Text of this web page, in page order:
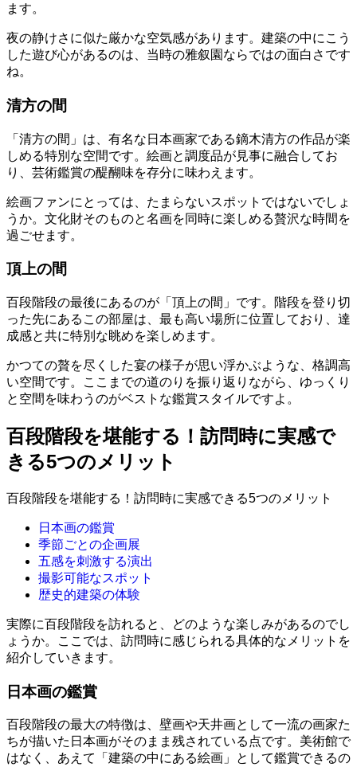
ます。
夜の静けさに似た厳かな空気感があります。建築の中にこう
した遊び心があるのは、当時の雅叙園ならではの面白さです
ね。
清方の間
「清方の間」は、有名な日本画家である鏑木清方の作品が楽
しめる特別な空間です。絵画と調度品が見事に融合してお
り、芸術鑑賞の醍醐味を存分に味わえます。
絵画ファンにとっては、たまらないスポットではないでしょ
うか。文化財そのものと名画を同時に楽しめる贅沢な時間を
過ごせます。
頂上の間
百段階段の最後にあるのが「頂上の間」です。階段を登り切
った先にあるこの部屋は、最も高い場所に位置しており、達
成感と共に特別な眺めを楽しめます。
かつての贅を尽くした宴の様子が思い浮かぶような、格調高
い空間です。ここまでの道のりを振り返りながら、ゆっくり
と空間を味わうのがベストな鑑賞スタイルですよ。
百段階段を堪能する！訪問時に実感で
きる5つのメリット
百段階段を堪能する！訪問時に実感できる5つのメリット
日本画の鑑賞
季節ごとの企画展
五感を刺激する演出
撮影可能なスポット
歴史的建築の体験
実際に百段階段を訪れると、どのような楽しみがあるのでし
ょうか。ここでは、訪問時に感じられる具体的なメリットを
紹介していきます。
日本画の鑑賞
百段階段の最大の特徴は、壁画や天井画として一流の画家た
ちが描いた日本画がそのまま残されている点です。美術館で
はなく、あえて「建築の中にある絵画」として鑑賞できるの